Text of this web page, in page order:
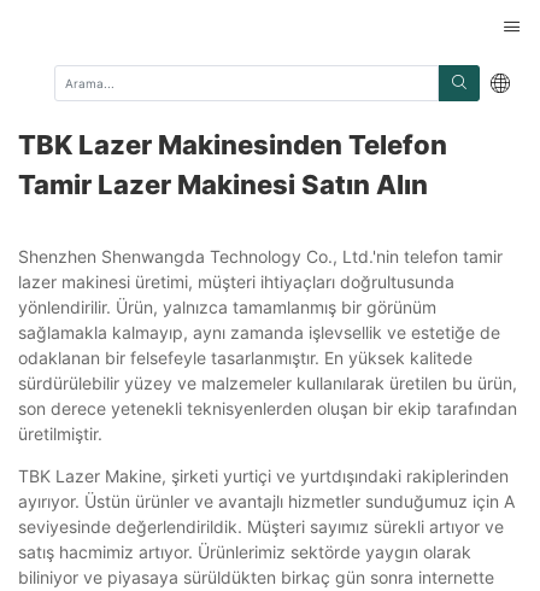
TBK Lazer Makinesinden Telefon
Tamir Lazer Makinesi Satın Alın
Shenzhen Shenwangda Technology Co., Ltd.'nin telefon tamir
lazer makinesi üretimi, müşteri ihtiyaçları doğrultusunda
yönlendirilir. Ürün, yalnızca tamamlanmış bir görünüm
sağlamakla kalmayıp, aynı zamanda işlevsellik ve estetiğe de
odaklanan bir felsefeyle tasarlanmıştır. En yüksek kalitede
sürdürülebilir yüzey ve malzemeler kullanılarak üretilen bu ürün,
son derece yetenekli teknisyenlerden oluşan bir ekip tarafından
üretilmiştir.
TBK Lazer Makine, şirketi yurtiçi ve yurtdışındaki rakiplerinden
ayırıyor. Üstün ürünler ve avantajlı hizmetler sunduğumuz için A
seviyesinde değerlendirildik. Müşteri sayımız sürekli artıyor ve
satış hacmimiz artıyor. Ürünlerimiz sektörde yaygın olarak
biliniyor ve piyasaya sürüldükten birkaç gün sonra internette